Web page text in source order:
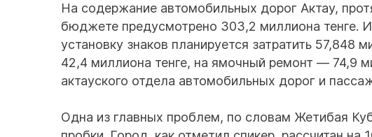
На содержание автомобильных дорог Актау,
бюджете предусмотрено 303,2 миллиона тенге.
установку знаков планируется затратить 57,848
42,4 миллиона тенге, на ямочный ремонт — 74,9
актауского отдела автомобильных дорог и
Одна из главных проблем, по словам Жетибая